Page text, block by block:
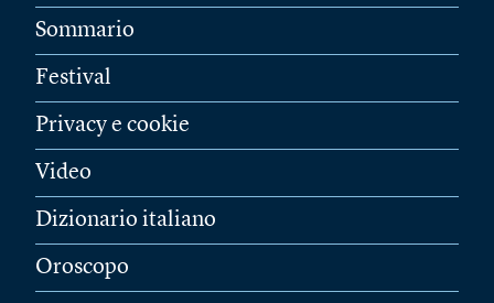
Sommario
Festival
Privacy e cookie
Video
Dizionario italiano
Oroscopo